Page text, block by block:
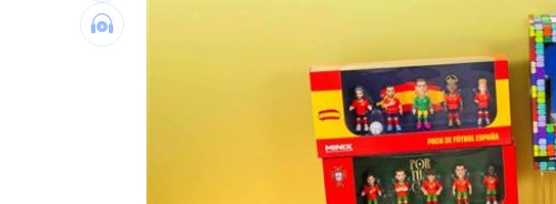
曾任中市法扶顧問 女律公益人設取信慈濟
台灣彩券開獎直播中 20:31
LIVE三立+24小時直播 15:27
三立iNEWS新聞台線上直播 18:00